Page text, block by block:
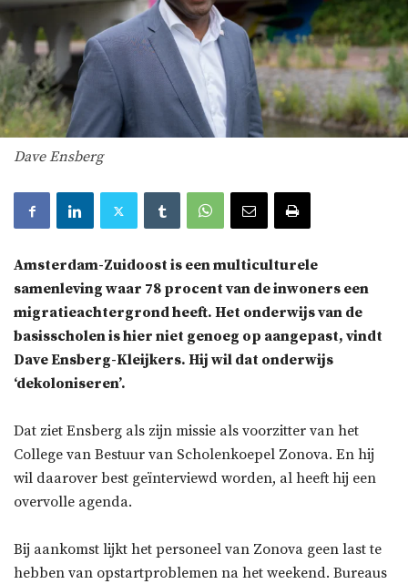
Dave Ensberg
Amsterdam-Zuidoost is een multiculturele
samenleving waar 78 procent van de inwoners een
migratieachtergrond heeft. Het onderwijs van de
basisscholen is hier niet genoeg op aangepast, vindt
Dave Ensberg-Kleijkers. Hij wil dat onderwijs
‘dekoloniseren’.
Dat ziet Ensberg als zijn missie als voorzitter van het
College van Bestuur van Scholenkoepel Zonova. En hij
wil daarover best geïnterviewd worden, al heeft hij een
overvolle agenda.
Bij aankomst lijkt het personeel van Zonova geen last te
hebben van opstartproblemen na het weekend. Bureaus